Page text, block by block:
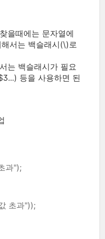
을때에는 문자열에
서는 백슬래시(\)로
는 백슬래시가 필요
등을 사용하면 된
과");
초과"));